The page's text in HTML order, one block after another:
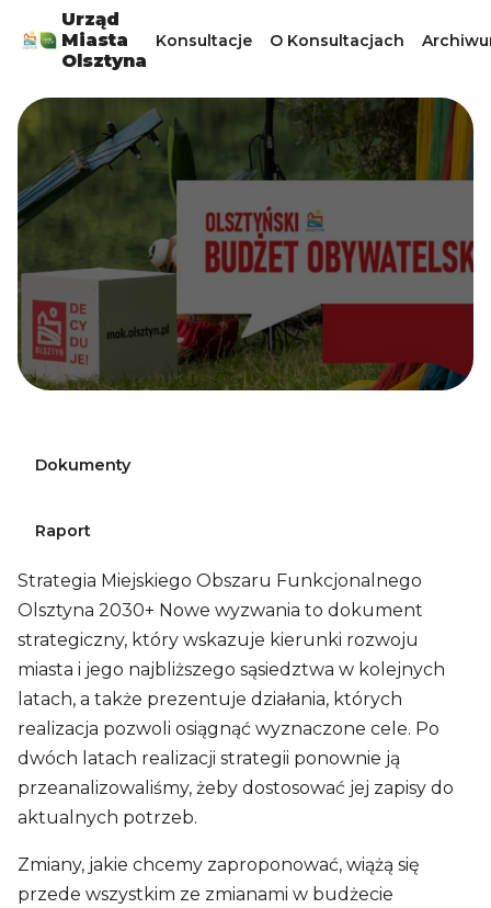
Urząd
Miasta
Olsztyna
Konsultacje O Konsultacjach
Dokumenty
Raport
Strategia Miejskiego Obszaru Funkcjonalnego
Olsztyna 2030+ Nowe wyzwania to dokument
strategiczny, który wskazuje kierunki rozwoju
miasta i jego najbliższego sąsiedztwa w kolejnych
latach, a także prezentuje działania, których
realizacja pozwoli osiągnąć wyznaczone cele. Po
dwóch latach realizacji strategii ponownie ją
przeanalizowaliśmy, żeby dostosować jej zapisy do
aktualnych potrzeb.
Zmiany, jakie chcemy zaproponować, wiążą się
przede wszystkim ze zmianami w budżecie